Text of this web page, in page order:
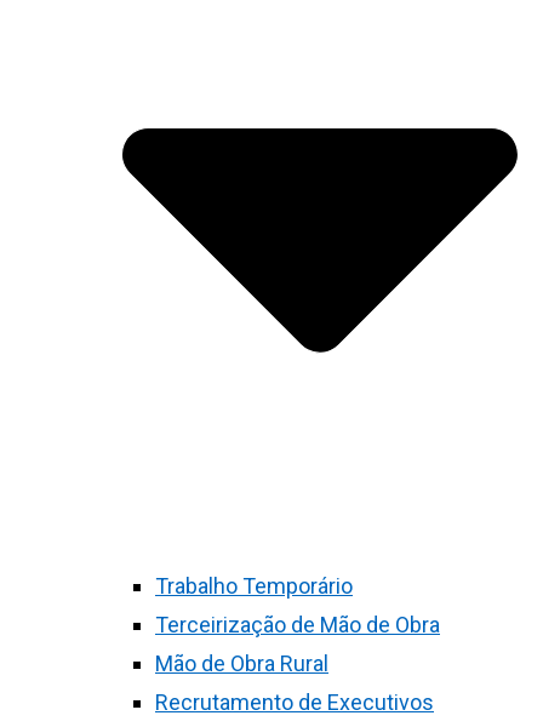
Trabalho Temporário
Terceirização de Mão de Obra
Mão de Obra Rural
Recrutamento de Executivos